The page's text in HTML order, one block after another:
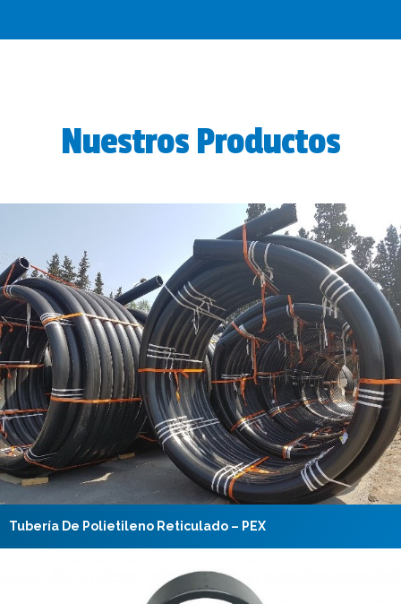
Nuestros Productos
Tubería De Polietileno Reticulado – PEX